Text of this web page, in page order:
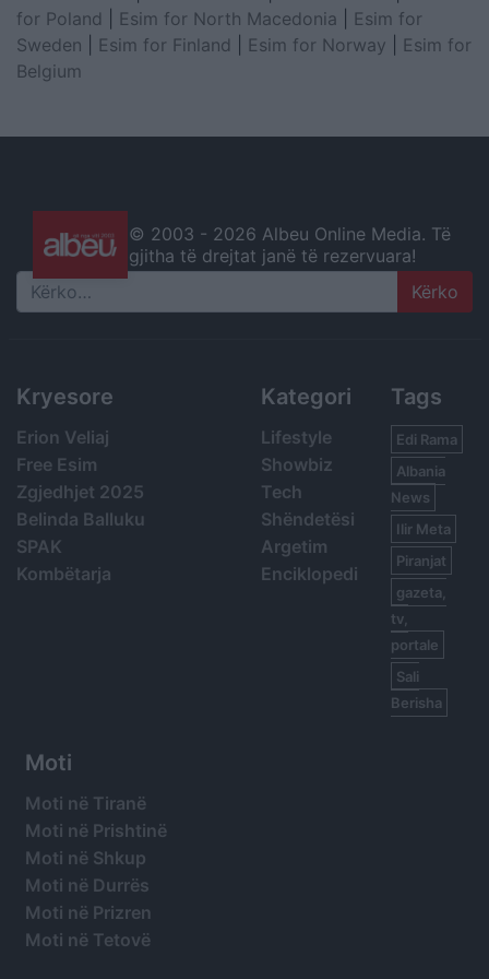
for Poland
Esim for North Macedonia
Esim for
Sweden
Esim for Finland Esim for Norway
Esim for
Belgium
© 2003 - 2026 Albeu Online Media. Të
gjitha të drejtat janë të rezervuara!
Search
Kryesore
Erion Veliaj
Free Esim
Zgjedhjet 2025
Belinda Balluku
SPAK
Kombëtarja
Kategori
Lifestyle
Showbiz
Tech
Shëndetësi
Argetim
Enciklopedi
Tags
Edi Rama
Albania
News
Ilir Meta
Piranjat
gazeta,
tv,
portale
Sali
Berisha
Moti
Moti në Tiranë
Moti në Prishtinë
Moti në Shkup
Moti në Durrës
Moti në Prizren
Moti në Tetovë